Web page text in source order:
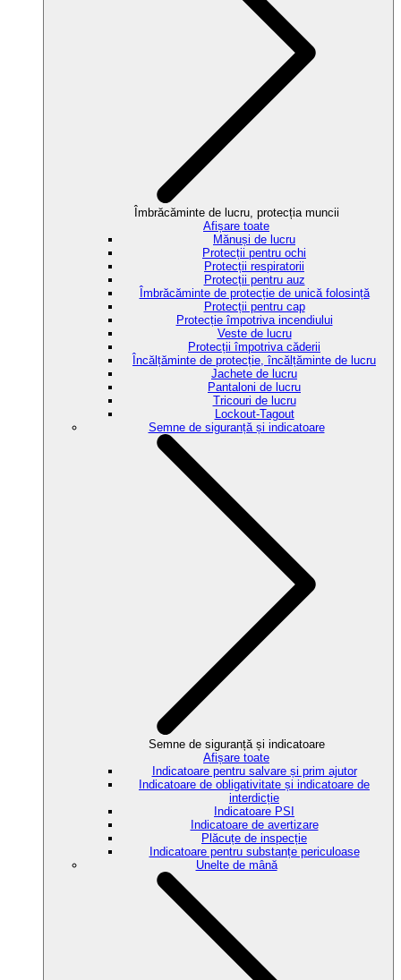
Îmbrăcăminte de lucru, protecția muncii
Afișare toate
Mănuși de lucru
Protecții pentru ochi
Protecții respiratorii
Protecții pentru auz
Îmbrăcăminte de protecție de unică folosință
Protecții pentru cap
Protecție împotriva incendiului
Veste de lucru
Protecții împotriva căderii
Încălțăminte de protecție, încălțăminte de lucru
Jachete de lucru
Pantaloni de lucru
Tricouri de lucru
Lockout-Tagout
Semne de siguranță și indicatoare
Semne de siguranță și indicatoare
Afișare toate
Indicatoare pentru salvare și prim ajutor
Indicatoare de obligativitate și indicatoare de
interdicție
Indicatoare PSI
Indicatoare de avertizare
Plăcuțe de inspecție
Indicatoare pentru substanțe periculoase
Unelte de mână